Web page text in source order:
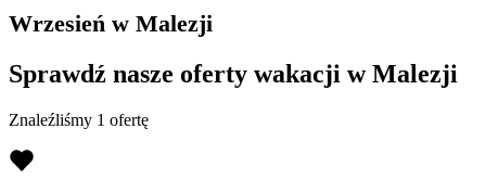
Wrzesień w Malezji
Sprawdź nasze oferty wakacji w Malezji
Znaleźliśmy 1 ofertę